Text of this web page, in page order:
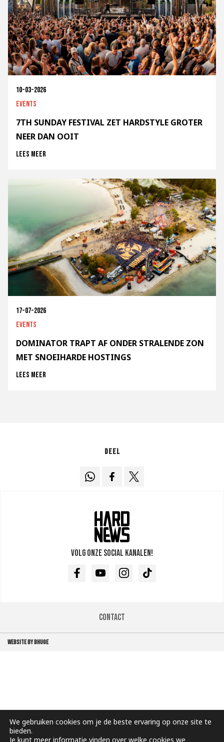
10-03-2026
Events
7TH SUNDAY FESTIVAL ZET HARDSTYLE GROTER
NEER DAN OOIT
Lees meer
17-07-2026
Events
DOMINATOR TRAPT AF ONDER STRALENDE ZON
MET SNOEIHARDE HOSTINGS
Lees meer
Deel
Volg onze social kanalen!
FacebookYoutubeInstagramTikTok
Contact
WEBSITE BY BHUGE
We gebruiken cookies om je de beste ervaring op onze site te
bieden.
Je kunt meer informatie vinden over welke cookies we